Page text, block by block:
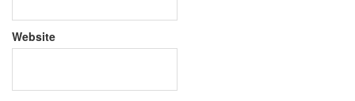
Website